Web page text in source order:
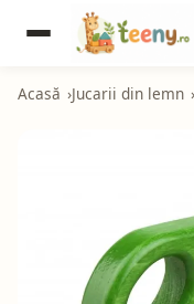
Acasă Jucarii din lemn